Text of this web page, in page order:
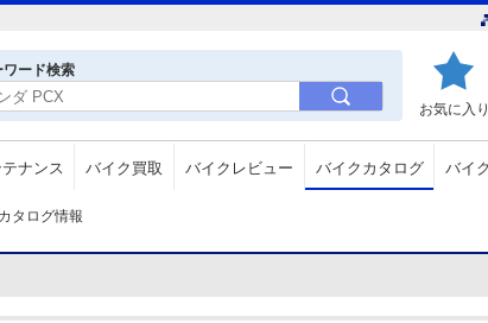
ワード検索
お気に入り
テナンス バイク買取 バイクレビュー バイクカタログ バイ
タログ情報